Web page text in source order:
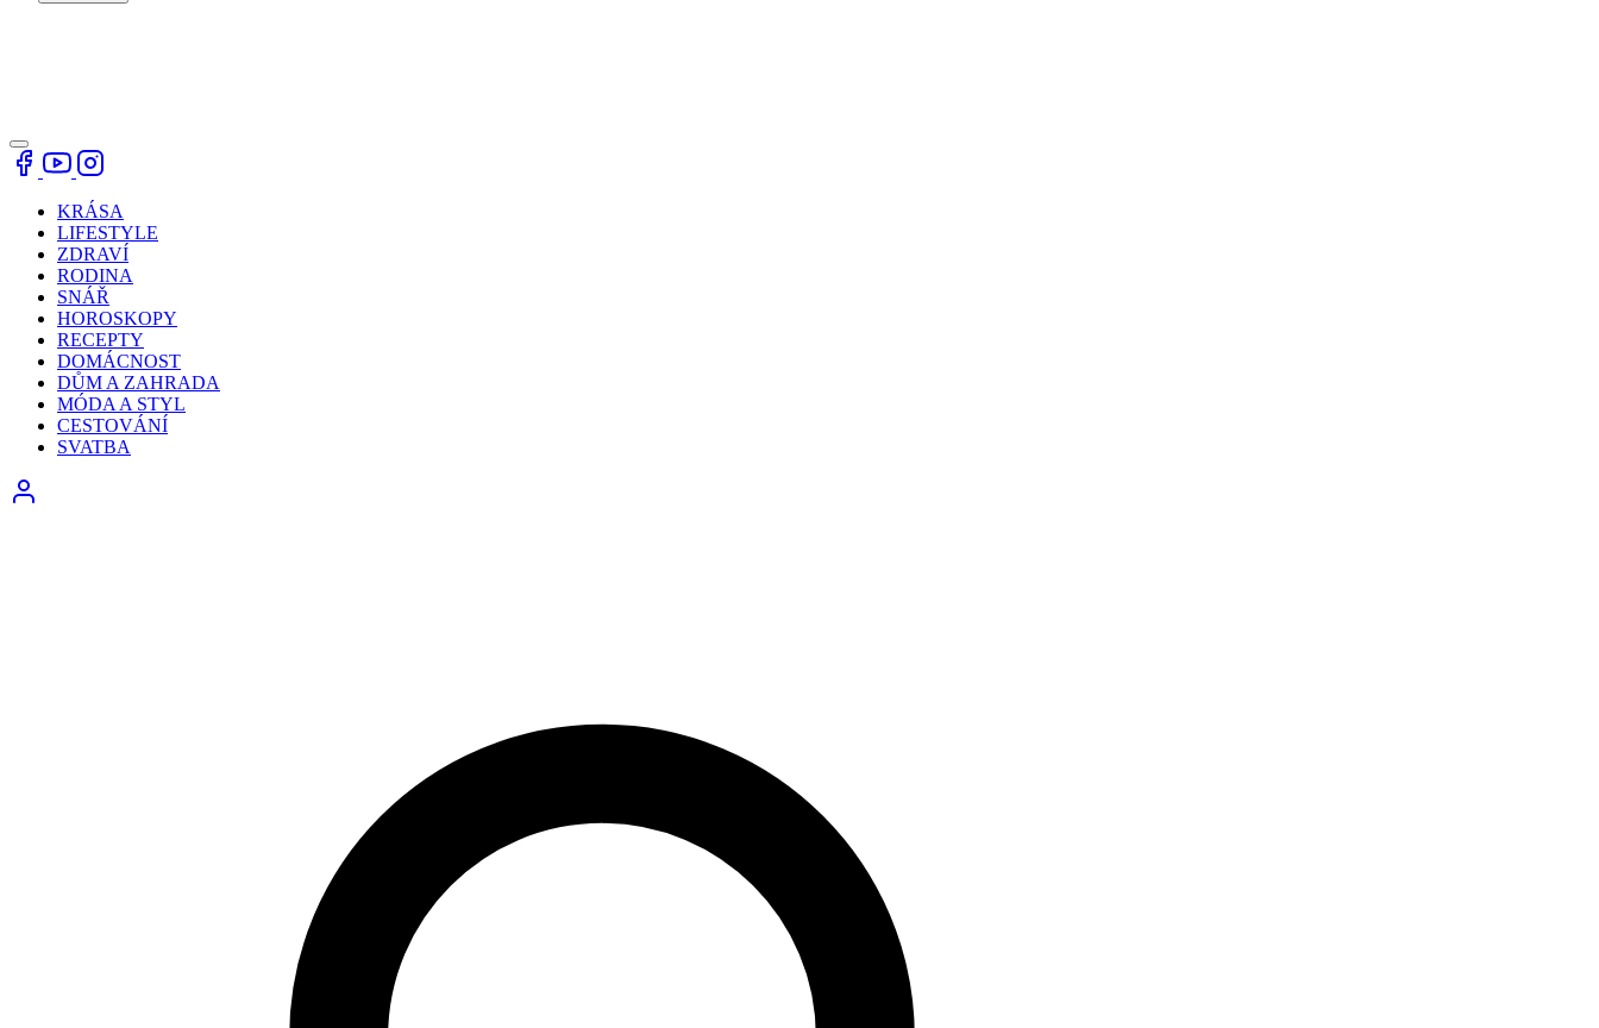
KRÁSA
LIFESTYLE
ZDRAVÍ
RODINA
SNÁŘ
HOROSKOPY
RECEPTY
DOMÁCNOST
DŮM A ZAHRADA
MÓDA A STYL
CESTOVÁNÍ
SVATBA